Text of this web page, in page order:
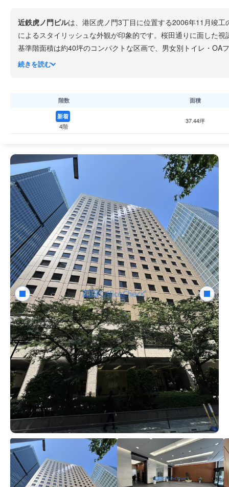
近鉄虎ノ門ビルは、港区虎ノ門3丁目に位置する2006年11月竣
によるスタイリッシュな外観が印象的です。桜田通りに面した
基準階面積は約40坪のコンパクトな区画で、男女別トイレ・OA
東京メトロ日比谷線虎ノ門ヒルズ駅から徒歩約1分、神谷町駅
続きを読む
階数 面積
新着
4階
37.44坪